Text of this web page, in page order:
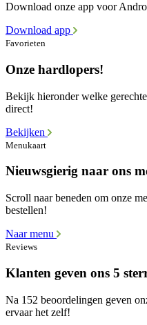
Download onze app voor
Download app
Favorieten
Onze hardlopers!
Bekijk hieronder welke
direct!
Bekijken
Menukaart
Nieuwsgierig naar ons
Scroll naar beneden om onze
bestellen!
Naar menu
Reviews
Klanten geven ons 5
Na 152 beoordelingen geven
ervaar het zelf!